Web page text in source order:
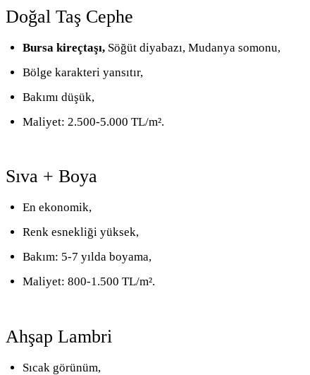
Doğal Taş Cephe
Bursa kireçtaşı,Söğüt diyabazı, Mudanya somonu,
Bölge karakteri yansıtır,
Bakımı düşük,
Maliyet: 2.500-5.000 TL/m².
Sıva + Boya
En ekonomik,
Renk esnekliği yüksek,
Bakım: 5-7 yılda boyama,
Maliyet: 800-1.500 TL/m².
Ahşap Lambri
Sıcak görünüm,